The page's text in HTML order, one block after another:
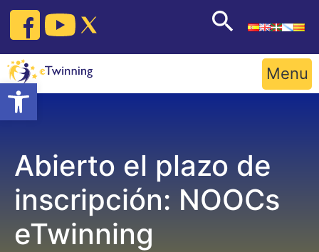
Open toolbar
Skip
content
Menu
Abierto el plazo de
inscripción: NOOCs
eTwinning